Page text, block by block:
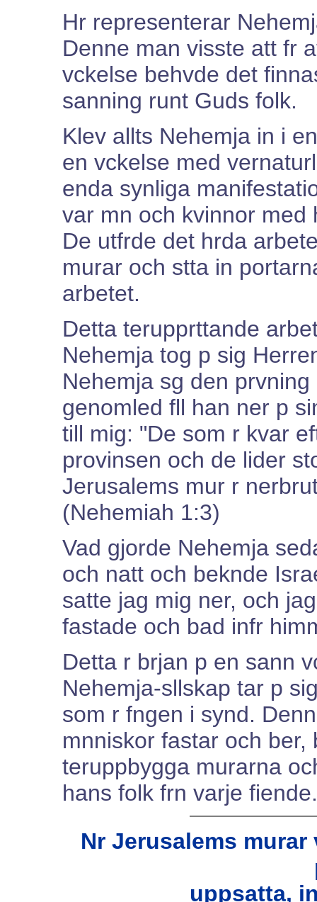
Hr representerar
Denne man visste att fr
vckelse behvde det
sanning runt Guds folk.
Klev allts Nehemja in i
en vckelse med
enda synliga
var mn och kvinnor med
De utfrde det hrda
murar och stta in
arbetet.
Detta terupprttande
Nehemja tog p sig
Nehemja sg den
genomled fll han ner p
till mig: "De som r kvar
provinsen och de lider
Jerusalems mur r
(Nehemiah 1:3)
Vad gjorde Nehemja
och natt och beknde
satte jag mig ner, och
fastade och bad infr
Detta r brjan p en sann
Nehemja-sllskap tar p
som r fngen i synd.
mnniskor fastar och
teruppbygga murarna
hans folk frn varje fiende.
Nr Jerusalems
uppsatta,